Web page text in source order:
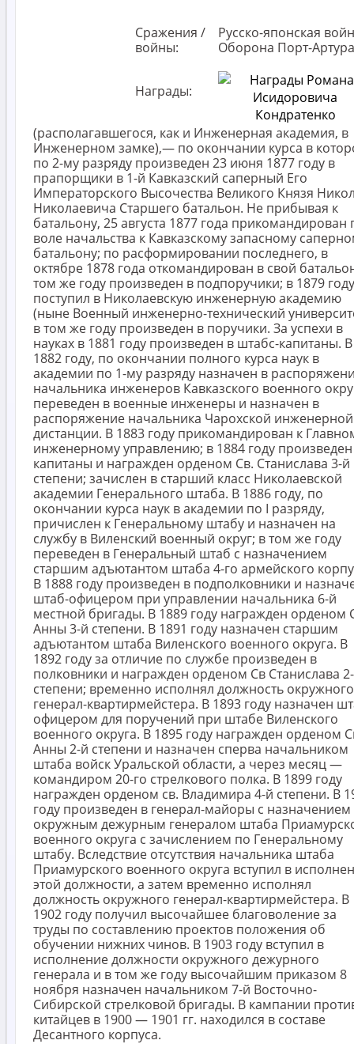
Сражения /
войны:
Русско-японская
Оборона Порт-Артура
Награды:
(располагавшегося, как и Инженерная академия, в
Инженерном замке),— по окончании курса в
по 2-му разряду произведен 23 июня 1877 году в
прапорщики в 1-й Кавказский саперный Его
Императорского Высочества Великого Князя
Николаевича Старшего батальон. Не прибывая к
батальону, 25 августа 1877 года прикомандирован
воле начальства к Кавказскому запасному
батальону; по расформировании последнего, в
октябре 1878 года откомандирован в свой
том же году произведен в подпоручики; в 1879 году
поступил в Николаевскую инженерную академию
(ныне Военный инженерно-технический
в том же году произведен в поручики. За успехи в
науках в 1881 году произведен в штабс-капитаны. В
1882 году, по окончании полного курса наук в
академии по 1-му разряду назначен в
начальника инженеров Кавказского военного
переведен в военные инженеры и назначен в
распоряжение начальника Чарохской инженерной
дистанции. В 1883 году прикомандирован к
инженерному управлению; в 1884 году
капитаны и награжден орденом Св. Станислава 3-й
степени; зачислен в старший класс Николаевской
академии Генерального штаба. В 1886 году, по
окончании курса наук в академии по I разряду,
причислен к Генеральному штабу и назначен на
службу в Виленский военный округ; в том же году
переведен в Генеральный штаб с назначением
старшим адъютантом штаба 4-го армейского
В 1888 году произведен в подполковники и
штаб-офицером при управлении начальника 6-й
местной бригады. В 1889 году награжден орденом
Анны 3-й степени. В 1891 году назначен старшим
адъютантом штаба Виленского военного округа. В
1892 году за отличие по службе произведен в
полковники и награжден орденом Св Станислава
степени; временно исполнял должность окружного
генерал-квартирмейстера. В 1893 году назначен
офицером для поручений при штабе Виленского
военного округа. В 1895 году награжден орденом
Анны 2-й степени и назначен сперва начальником
штаба войск Уральской области, а через месяц —
командиром 20-го стрелкового полка. В 1899 году
награжден орденом св. Владимира 4-й степени. В
году произведен в генерал-майоры с назначением
окружным дежурным генералом штаба
военного округа с зачислением по Генеральному
штабу. Вследствие отсутствия начальника штаба
Приамурского военного округа вступил в
этой должности, а затем временно исполнял
должность окружного генерал-квартирмейстера. В
1902 году получил высочайшее благоволение за
труды по составлению проектов положения об
обучении нижних чинов. В 1903 году вступил в
исполнение должности окружного дежурного
генерала и в том же году высочайшим приказом 8
ноября назначен начальником 7-й Восточно-
Сибирской стрелковой бригады. В кампании
китайцев в 1900 — 1901 гг. находился в составе
Десантного корпуса.